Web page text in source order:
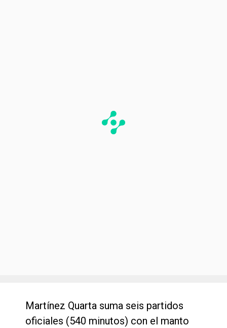
Martínez Quarta suma seis partidos
oficiales (540 minutos) con el manto